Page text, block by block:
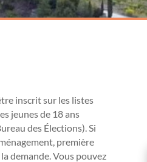
inscrit sur les listes
jeunes de 18 ans
des Élections). Si
première
demande. Vous pouvez